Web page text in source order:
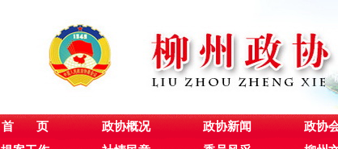
首 页 政协概况 政协新闻 政协